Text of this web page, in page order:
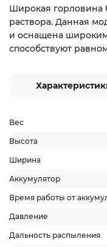
Широкая горловина
раствора. Данная
и оснащена
способствуют
Вес
Высота
Ширина
Аккумулятор
Время работы от
Давление
Дальность распыления